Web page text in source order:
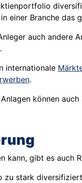
in einer Branche das
auch andere
internationale
.
können
kann, gibt es auch
zu stark